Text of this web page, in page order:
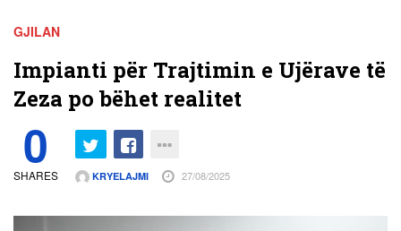
GJILAN
Impianti për Trajtimin e Ujërave të
Zeza po bëhet realitet
0
SHARES KRYELAJMI 27/08/2025